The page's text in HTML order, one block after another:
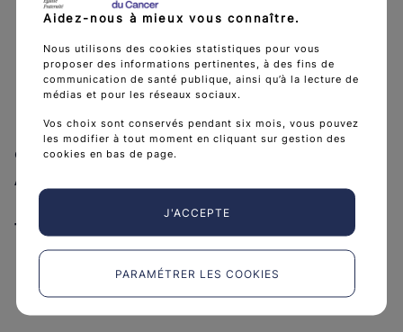
Médicaments ciblant BCR-ABL :
Imatinib, Dasatinib, Nilotinib,
Bosutinib, Ponatinib - Médicament
ciblant JAK : Ruxolitinib -
Anticancéreux par voie...
Télécharger Télécharger Médicaments ciblant
Aidez-nous à mieux vous connaître.
Nous utilisons des cookies statistiques pour vous
proposer des informations pertinentes, à des fins de
communication de santé publique, ainsi qu’à la lecture de
médias et pour les réseaux sociaux.
Vos choix sont conservés pendant six mois, vous pouvez
les modifier à tout moment en cliquant sur gestion des
cookies en bas de page.
J'ACCEPTE
PARAMÉTRER LES COOKIES